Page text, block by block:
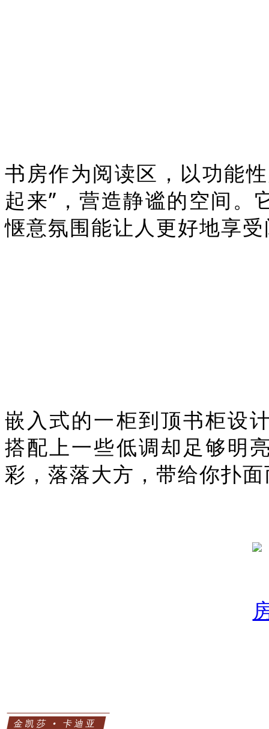
书房作为阅读区，以功能
起来”，营造静谧的空间。
惬意氛围能让人更好地享
嵌入式的一柜到顶书柜设
搭配上一些低调却足够明
彩，落落大方，带给你扑
金凯莎 • 卡迪亚